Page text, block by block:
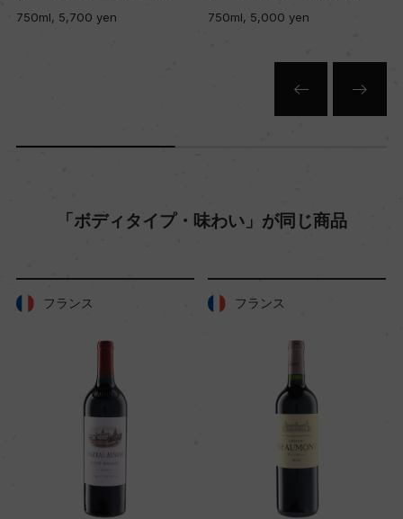
土壌
品質分類・原産地呼称
A.O.C.オー・メドック
750ml, 5,700 yen
750ml, 5,000 yen
「ボディタイプ・味わい」が同じ商品
フランス フランス